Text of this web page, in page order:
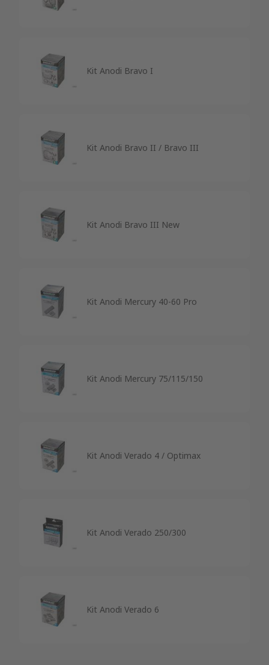
Kit Anodi Bravo I
Kit Anodi Bravo II / Bravo III
Kit Anodi Bravo III New
Kit Anodi Mercury 40-60 Pro
Kit Anodi Mercury 75/115/150
Kit Anodi Verado 4 / Optimax
Kit Anodi Verado 250/300
Kit Anodi Verado 6